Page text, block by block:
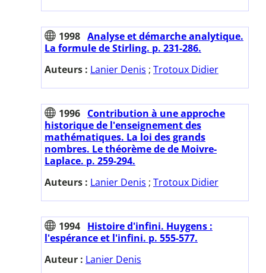
1998 Analyse et démarche analytique.
La formule de Stirling. p. 231-286.
Auteurs : Lanier Denis ; Trotoux Didier
1996 Contribution à une approche
historique de l'enseignement des
mathématiques. La loi des grands
nombres. Le théorème de de Moivre-
Laplace. p. 259-294.
Auteurs : Lanier Denis ; Trotoux Didier
1994 Histoire d'infini. Huygens :
l'espérance et l'infini. p. 555-577.
Auteur : Lanier Denis